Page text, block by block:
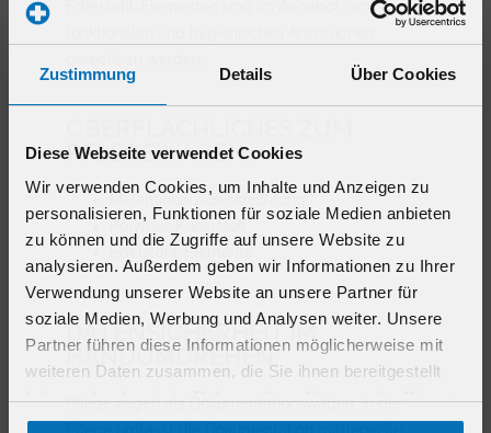
Zustimmung Details Über Cookies
Diese Webseite verwendet Cookies
Wir verwenden Cookies, um Inhalte und Anzeigen zu
personalisieren, Funktionen für soziale Medien anbieten
zu können und die Zugriffe auf unsere Website zu
analysieren. Außerdem geben wir Informationen zu Ihrer
Verwendung unserer Website an unsere Partner für
soziale Medien, Werbung und Analysen weiter. Unsere
Partner führen diese Informationen möglicherweise mit
weiteren Daten zusammen, die Sie ihnen bereitgestellt
gesammelt haben.
PFLEGEWAGEN:
Melaminharz-Beschichtung
Polymer-Kunststoff
Edelstahl-Elemente
DATENSICHERHEIT IM
HANDUMDREHEN.
Pflegewagen als Dokumentationswagen: In der